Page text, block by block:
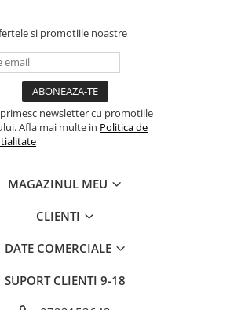
si promotiile noastre
newsletter cu promotiile
Afla mai multe in Politica de
MAGAZINUL MEU
CLIENTI
DATE COMERCIALE
SUPORT CLIENTI 9-18